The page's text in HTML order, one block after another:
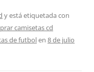
y está etiquetada con
camisetas cd
de futbolen 8 de julio